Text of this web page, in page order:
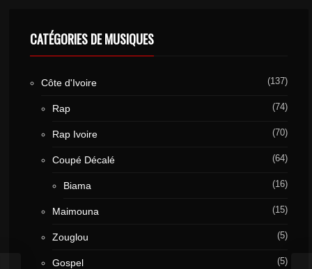
CATÉGORIES DE MUSIQUES
Côte d'Ivoire (137)
Rap (74)
Rap Ivoire (70)
Coupé Décalé (64)
Biama (16)
Maimouna (15)
Zouglou (5)
Gospel (5)